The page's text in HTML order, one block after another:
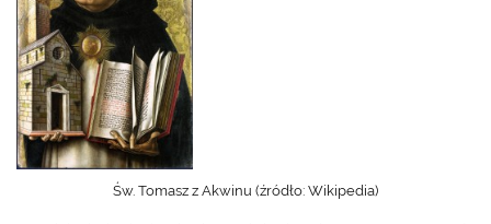
Św. Tomasz z Akwinu (źródło: Wikipedia)